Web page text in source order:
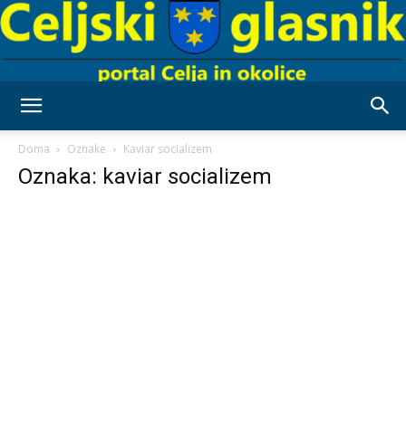
Doma Oznake Kaviar socializem
Oznaka: kaviar socializem